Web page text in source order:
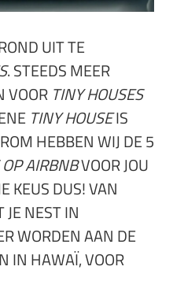
UIT TE
. STEEDS MEER
VOOR TINY HOUSES
TINY HOUSEIS
HEBBEN WIJ DE 5
AIRBNBVOOR JOU
KEUS DUS! VAN
JE NEST IN
WORDEN AAN DE
IN HAWAÏ, VOOR